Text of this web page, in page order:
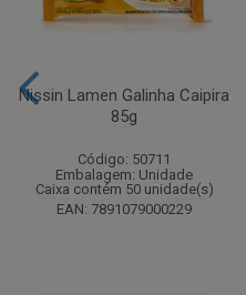
Nissin Lamen Galinha Caipira
85g
Código: 50711
Embalagem: Unidade
Caixa contém 50 unidade(s)
EAN: 7891079000229